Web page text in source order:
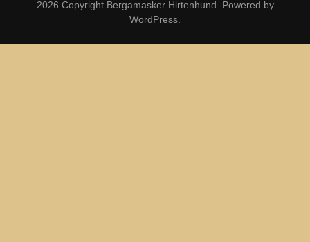
2026 Copyright Bergamasker Hirtenhund
Powered by
WordPress